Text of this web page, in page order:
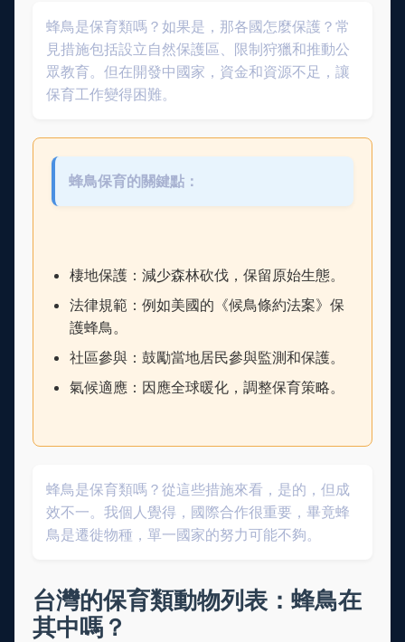
蜂鳥是保育類嗎？如果是，那各國怎麼保護？常
見措施包括設立自然保護區、限制狩獵和推動公
眾教育。但在開發中國家，資金和資源不足，讓
保育工作變得困難。
蜂鳥保育的關鍵點：
棲地保護：減少森林砍伐，保留原始生態。
法律規範：例如美國的《候鳥條約法案》保
護蜂鳥。
社區參與：鼓勵當地居民參與監測和保護。
氣候適應：因應全球暖化，調整保育策略。
蜂鳥是保育類嗎？從這些措施來看，是的，但成
效不一。我個人覺得，國際合作很重要，畢竟蜂
鳥是遷徙物種，單一國家的努力可能不夠。
台灣的保育類動物列表：蜂鳥在
其中嗎？